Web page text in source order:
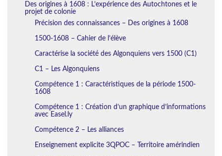
Des origines à 1608 : L’expérience des Autochtones et le
projet de colonie
Précision des connaissances – Des origines à 1608
1500-1608 – Cahier de l’élève
Caractérise la société des Algonquiens vers 1500 (C1)
C1 – Les Algonquiens
Compétence 1 : Caractéristiques de la période 1500-
1608
Compétence 1 : Création d’un graphique d’informations
avec Easel.ly
Compétence 2 – Les alliances
Enseignement explicite 3QPOC – Territoire amérindien